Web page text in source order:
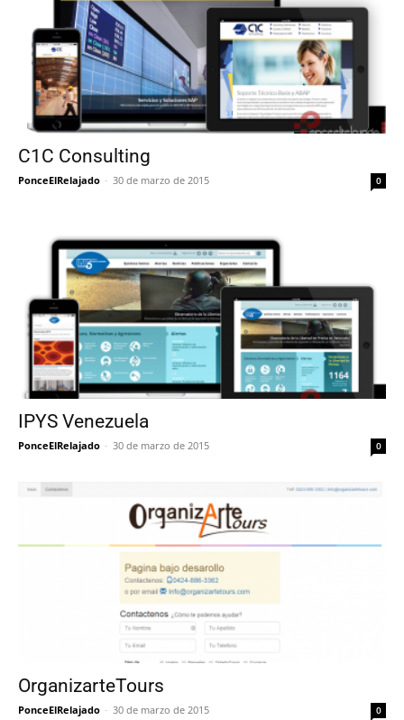
C1C Consulting
PonceElRelajado - 30 de marzo de 2015 0
IPYS Venezuela
PonceElRelajado - 30 de marzo de 2015 0
OrganizarteTours
PonceElRelajado - 30 de marzo de 2015 0